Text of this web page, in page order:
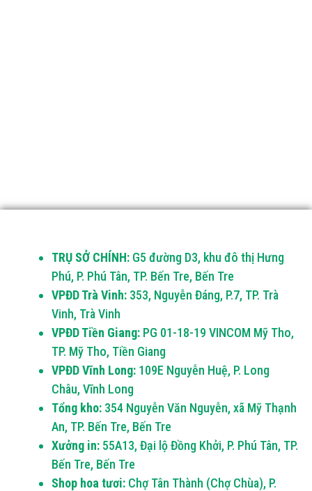
TRỤ SỞ CHÍNH: G5 đường D3, khu đô thị Hưng
Phú, P. Phú Tân, TP. Bến Tre, Bến Tre
VPĐD Trà Vinh: 353, Nguyễn Đáng, P.7, TP. Trà
Vinh, Trà Vinh
VPĐD Tiền Giang: PG 01-18-19 VINCOM Mỹ Tho,
TP. Mỹ Tho, Tiền Giang
VPĐD Vĩnh Long: 109E Nguyễn Huệ, P. Long
Châu, Vĩnh Long
Tổng kho: 354 Nguyễn Văn Nguyễn, xã Mỹ Thạnh
An, TP. Bến Tre, Bến Tre
Xưởng in: 55A13, Đại lộ Đồng Khởi, P. Phú Tân, TP.
Bến Tre, Bến Tre
Shop hoa tươi: Chợ Tân Thành (Chợ Chùa), P.